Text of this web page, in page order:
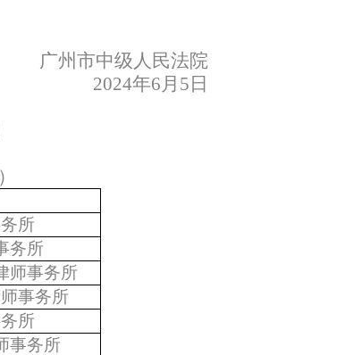
广州市中级人民法院
2024年6月 5 日
所
务所
师事务所
事务所
所
事务所